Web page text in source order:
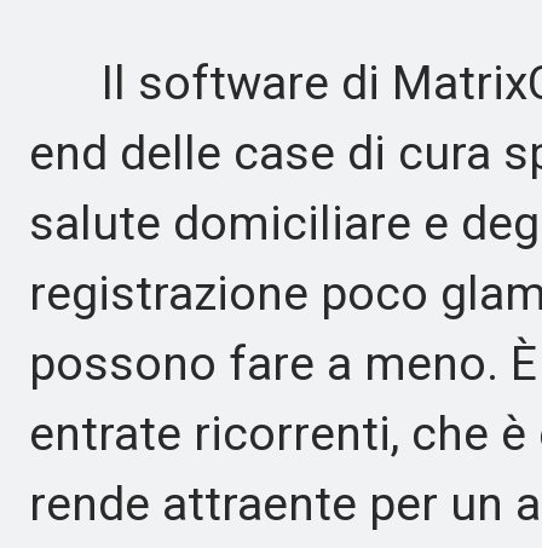
Il software di
end delle case di cura
salute domiciliare e
registrazione poco
possono fare a meno.
entrate ricorrenti, che
rende attraente per un